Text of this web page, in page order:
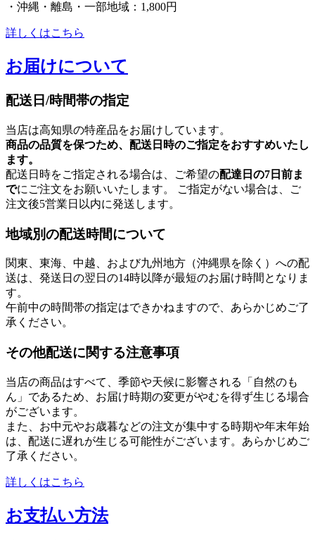
・沖縄・離島・一部地域：1,800円
詳しくはこちら
お届けについて
配送日/時間帯の指定
当店は高知県の特産品をお届けしています。
商品の品質を保つため、配送日時のご指定をおすすめいたし
ます。
配送日時をご指定される場合は、ご希望の配達日の7日前ま
でにご注文をお願いいたします。 ご指定がない場合は、ご
注文後5営業日以内に発送します。
地域別の配送時間について
関東、東海、中越、および九州地方（沖縄県を除く）への配
送は、発送日の翌日の14時以降が最短のお届け時間となりま
す。
午前中の時間帯の指定はできかねますので、あらかじめご了
承ください。
その他配送に関する注意事項
当店の商品はすべて、季節や天候に影響される「自然のも
ん」であるため、お届け時期の変更がやむを得ず生じる場合
がございます。
また、お中元やお歳暮などの注文が集中する時期や年末年始
は、配送に遅れが生じる可能性がございます。あらかじめご
了承ください。
詳しくはこちら
お支払い方法